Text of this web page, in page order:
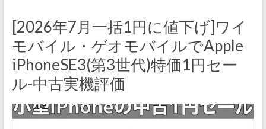
[2026年7月一括1円に値下げ]ワイ
モバイル・ゲオモバイルでApple
iPhoneSE3(第3世代)特価1円セー
ル-中古実機評価